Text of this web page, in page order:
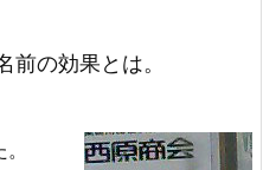
の効果とは。